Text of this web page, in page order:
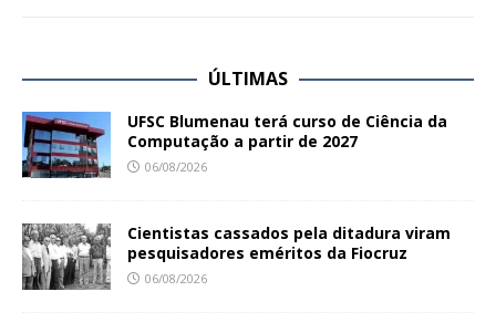
ÚLTIMAS
UFSC Blumenau terá curso de Ciência da
Computação a partir de 2027
06/08/2026
Cientistas cassados pela ditadura viram
pesquisadores eméritos da Fiocruz
06/08/2026